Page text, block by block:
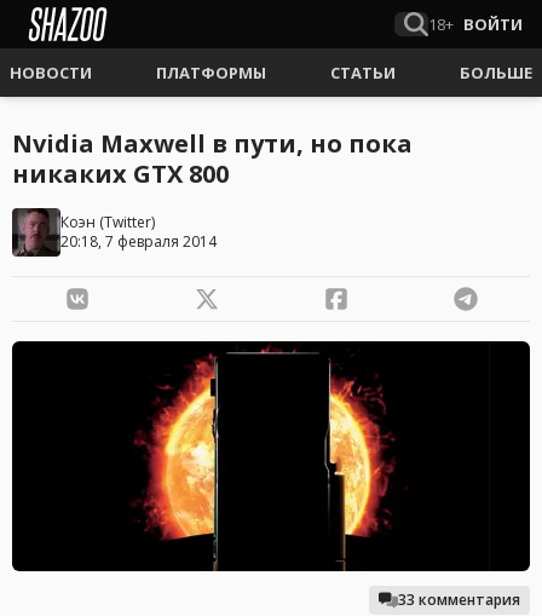
18+ ВОЙТИ
НОВОСТИ ПЛАТФОРМЫ СТАТЬИ БОЛЬШЕ
Nvidia Maxwell в пути, но пока
никаких GTX 800
Коэн (Twitter)
20:18, 7 февраля 2014
33 комментария